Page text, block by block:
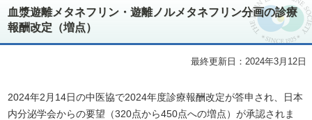
血漿遊離メタネフリン・遊離ノルメタネフリン分画の診療
報酬改定（増点）
最終更新日：2024年3月12日
2024年2月14日の中医協で2024年度診療報酬改定が答申され、日本
内分泌学会からの要望（320点から450点への増点）が承認されま